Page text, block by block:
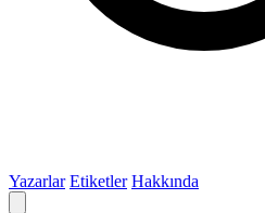
Yazarlar Etiketler Hakkında